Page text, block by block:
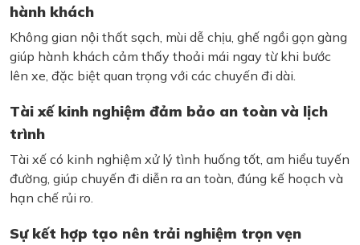
hành khách
Không gian nội thất sạch, mùi dễ chịu, ghế ngồi gọn gàng
giúp hành khách cảm thấy thoải mái ngay từ khi bước
lên xe, đặc biệt quan trọng với các chuyến đi dài.
Tài xế kinh nghiệm đảm bảo an toàn và lịch
trình
Tài xế có kinh nghiệm xử lý tình huống tốt, am hiểu tuyến
đường, giúp chuyến đi diễn ra an toàn, đúng kế hoạch và
hạn chế rủi ro.
Sự kết hợp tạo nên trải nghiệm trọn vẹn